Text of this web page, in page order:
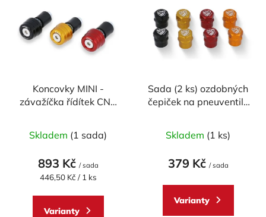
Koncovky MINI -
závažíčka řídítek CNC
Skladem (1 sada)
893 Kč / sada
Měrná
446,50 Kč / 1 ks
Varianty
Sada (2 ks) ozdobných
čepiček na pneuventily
hodnocení
produktu
5,0
z
Skladem (1 ks)
379 Kč / sada
Varianty